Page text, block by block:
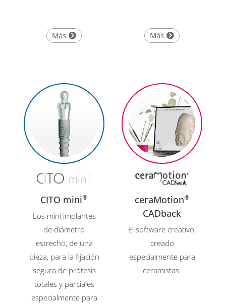
Más Más
CITO mini®
Los mini implantes
de diámetro
estrecho, de una
pieza, para la fijación
segura de prótesis
totales y parciales
especialmente para
ceraMotion®
CADback
El software creativo,
creado
especialmente para
ceramistas.